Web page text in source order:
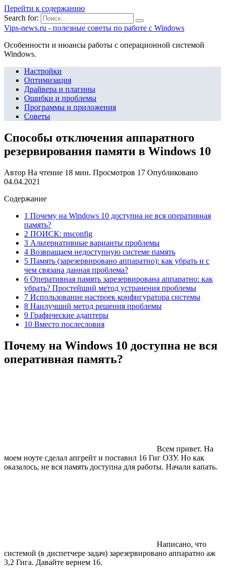
Перейти к содержанию
Search for:
Vips-news.ru - полезные советы по работе с Windows
Особенности и нюансы работы с операционной системой
Windows.
Настройки
Оптимизация
Драйвера и плагины
Ошибки и проблемы
Программы и приложения
Советы
Способы отключения аппаратного
резервирования памяти в Windows 10
Автор На чтение 18 мин. Просмотров 17 Опубликовано
04.04.2021
Содержание
1 Почему на Windows 10 доступна не вся оперативная
память?
2 ПОИСК: msconfig
3 Альтернативные варианты проблемы
4 Возвращаем недоступную системе память
5 Память (зарезервировано аппаратно): как убрать и с
чем связана данная проблема?
6 Оперативная память зарезервирована аппаратно: как
убрать? Простейший метод устранения проблемы
7 Использование настроек конфигуратора системы
8 Наилучший метод решения проблемы
9 Графические адаптеры
10 Вместо послесловия
Почему на Windows 10 доступна не вся
оперативная память?
Всем привет. На
моем ноуте сделал апгрейт и поставил 16 Гиг ОЗУ. Но как
оказалось, не вся память доступна для работы. Начали капать.
Написано, что
системой (в диспетчере задач) зарезервировано аппаратно аж
3,2 Гига. Давайте вернем 16.